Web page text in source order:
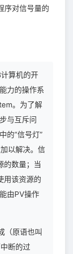
序对信号量的
算机的开
力的操作系
。为了解
与互斥问
的“信号灯”
以解决。信
的数量；当
用该资源的
由PV操作
（原语也叫
断的过